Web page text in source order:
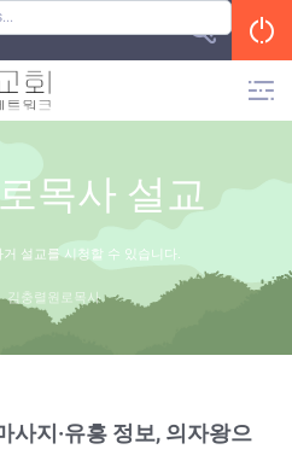
목사 설교
설교를 시청할 수 있습니다.
김충렬원로목사
사지·유흥 정보, 의자왕으